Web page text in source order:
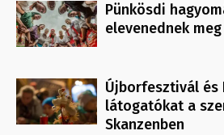
Pünkösdi
elevenednek
Újborfesztivál és
látogatókat a
Skanzenben